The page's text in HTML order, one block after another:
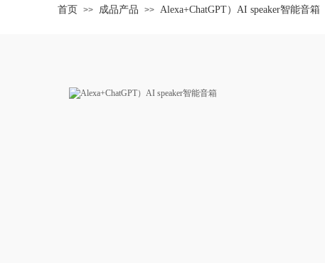
首页 >> 成品产品 >> Alexa+ChatGPT）AI speaker智能音箱